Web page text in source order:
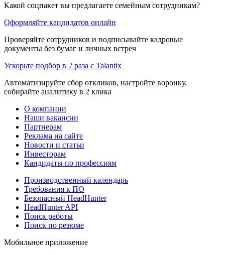
Какой соцпакет вы предлагаете семейным сотрудникам?
Оформляйте кандидатов онлайн
Проверяйте сотрудников и подписывайте кадровые
документы без бумаг и личных встреч
Ускорьте подбор в 2 раза с Talantix
Автоматизируйте сбор откликов, настройте воронку,
собирайте аналитику в 2 клика
О компании
Наши вакансии
Партнерам
Реклама на сайте
Новости и статьи
Инвесторам
Кандидаты по профессиям
Производственный календарь
Требования к ПО
Безопасный HeadHunter
HeadHunter API
Поиск работы
Поиск по резюме
Мобильное приложение